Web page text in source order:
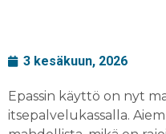
3 kesäkuun, 2026
Epassin käyttö on nyt
itsepalvelukassalla.